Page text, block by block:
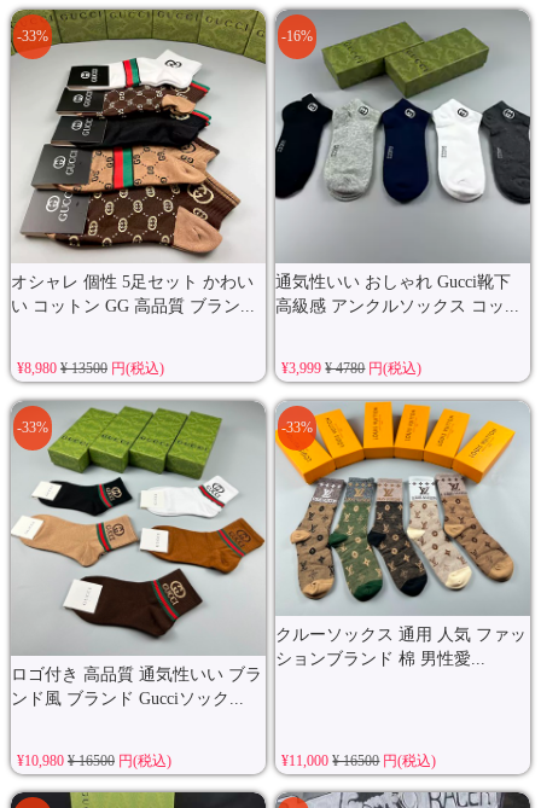
オシャレ 個性 5足セット かわい
い コットン GG 高品質 ブラン...
-33%
¥8,980 ¥ 13500円(税込)
通気性いい おしゃれ Gucci靴下
高級感 アンクルソックス コッ...
-16%
¥3,999¥ 4780円(税込)
ロゴ付き 高品質 通気性いい ブラ
ンド風 ブランド Gucciソック...
-33%
¥10,980 ¥ 16500円(税込)
クルーソックス 通用 人気 ファッ
ションブランド 棉 男性愛...
-33%
¥11,000¥ 16500円(税込)